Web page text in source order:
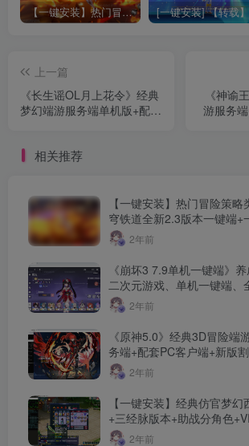
【一键安装】热门冒险策略类游戏崩坏：星穹铁道全新2.3版本一键端+一键代理+一键启动+免虚拟机
上一篇
《长生谣OL月上花令》经典
梦幻端游服务端单机版+配套
动教程
《神谕
游服务
相关推荐
【一键安装】热门冒险策
穹铁道全新2.3版本一键端+
动+免虚拟机
2年前
《崩坏3 7.9单机一键端》
二次元游戏、单机一键端、
限资源、附带保姆级安装教程
2年前
《原神5.0》经典3D冒险端
务端+配套PC客户端+新版
文件2年前
【一键安装】经典仿官梦
+三经脉版本+助战分角色
+剧情活动+视频搭建及其他
2年前